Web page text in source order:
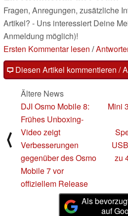
Fragen, Anregungen, zusätzliche
Artikel? - Uns interessiert Deine
Anmeldung möglich)!
Ersten Kommentar lesen /
Diesen Artikel kommentieren /
⟨
Ältere News
DJI Osmo Mobile 8:
Frühes Unboxing-
Video zeigt
Verbesserungen
gegenüber des Osmo
Mobile 7 vor
offiziellem Release
Mini
zu
Als
auf